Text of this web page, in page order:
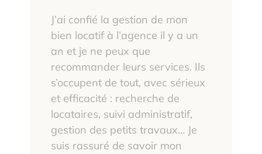
J’ai confié la gestion de mon
bien locatif à l’agence il y a un
an et je ne peux que
recommander leurs services. Ils
s’occupent de tout, avec sérieux
et efficacité : recherche de
locataires, suivi administratif,
gestion des petits travaux… Je
suis rassuré de savoir mon